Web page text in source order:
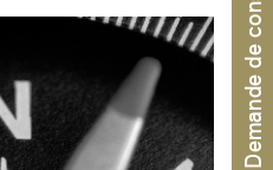
Demande de conseil